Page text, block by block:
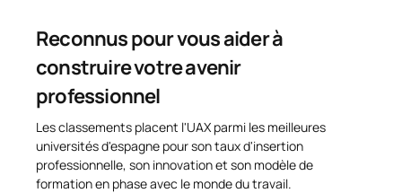
Reconnus pour vous aider à
construire votre avenir
professionnel
Les classements placent l'UAX parmi les meilleures
universités d'espagne pour son taux d'insertion
professionnelle, son innovation et son modèle de
formation en phase avec le monde du travail.